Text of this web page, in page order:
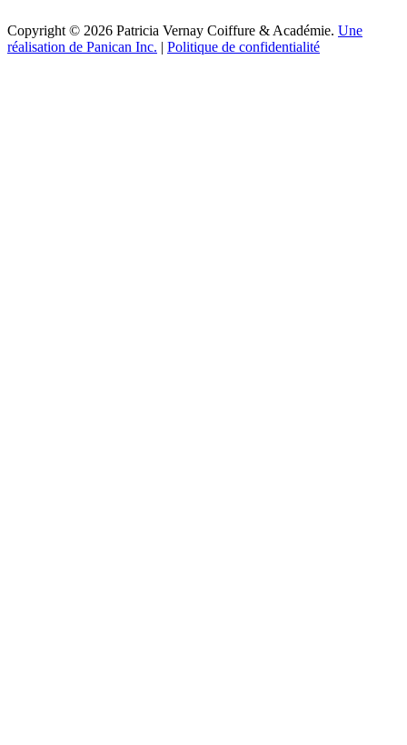
Copyright © 2026 Patricia Vernay Coiffure & Académie. Une
réalisation de Panican Inc. | Politique de confidentialité